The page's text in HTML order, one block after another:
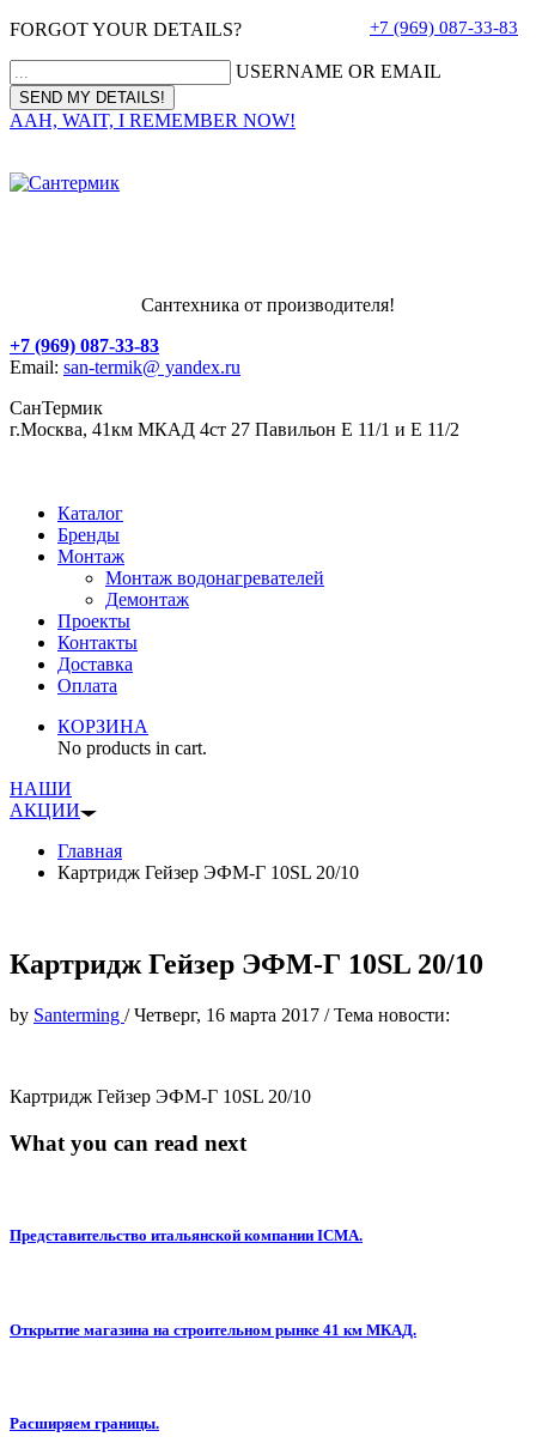
FORGOT YOUR DETAILS?
USERNAME OR EMAIL
AAH, WAIT, I REMEMBER NOW!
+7 (969) 087-33-83
Сантехника от производителя!
+7 (969) 087-33-83
Email: san-termik@ yandex.ru
СанТермик
г.Москва, 41км МКАД 4ст 27 Павильон Е 11/1 и Е 11/2
Каталог
Бренды
Монтаж
Монтаж водонагревателей
Демонтаж
Проекты
Контакты
Доставка
Оплата
КОРЗИНА
No products in cart.
НАШИ
АКЦИИ
Главная
Картридж Гейзер ЭФМ-Г 10SL 20/10
Картридж Гейзер ЭФМ-Г 10SL 20/10
by Santerming /Четверг, 16 марта 2017 /Тема новости:
Картридж Гейзер ЭФМ-Г 10SL 20/10
What you can read next
Представительство итальянской компании ICMA.
Открытие магазина на строительном рынке 41 км МКАД.
Расширяем границы.